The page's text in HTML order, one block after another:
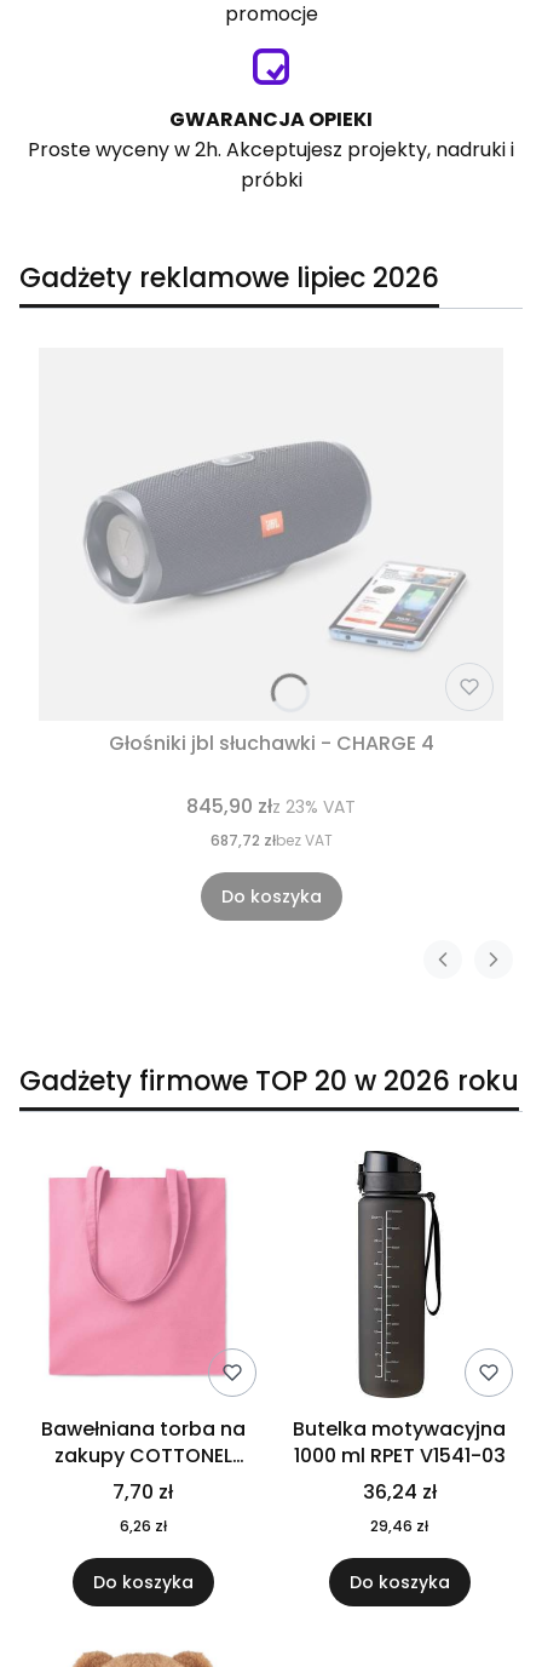
promocje
GWARANCJA OPIEKI
Proste wyceny w 2h. Akceptujesz projekty, nadruki i
próbki
Gadżety reklamowe lipiec 2026
Głośniki jbl słuchawki - CHARGE 4
845,90 złz 23% VAT
687,72 złbez VAT
Do koszyka
Gadżety firmowe TOP 20 w 2026 roku
Bawełniana torba na
zakupy COTTONEL
COLOUR++ MO9846-11
7,70 zł
6,26 zł
Do koszyka
Butelka motywacyjna
1000 ml RPET V1541-03
36,24 zł
29,46 zł
Do koszyka